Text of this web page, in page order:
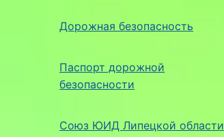
Дорожная безопасность
Паспорт дорожной
безопасности
Союз ЮИД Липецкой области